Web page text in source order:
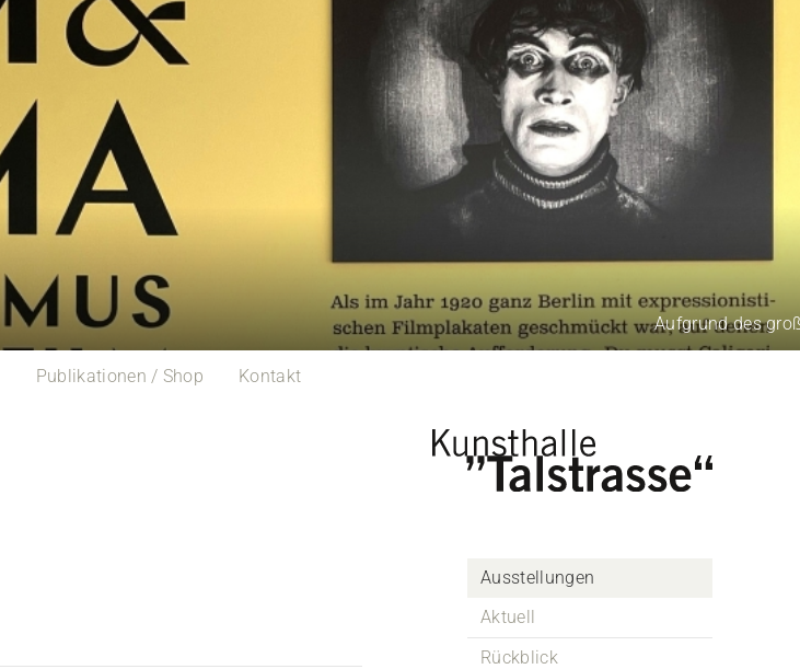
Aufgrund des großen
Publikationen / Shop Kontakt
Ausstellungen
Aktuell
Rückblick